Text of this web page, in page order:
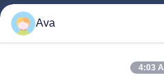
Produkte
Videos
Ava
4:03